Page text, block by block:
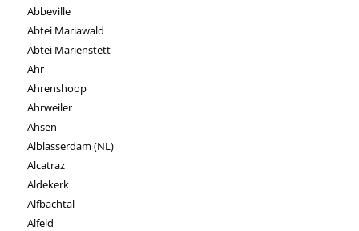
Abbeville
Abtei Mariawald
Abtei Marienstett
Ahr
Ahrenshoop
Ahrweiler
Ahsen
Alblasserdam (NL)
Alcatraz
Aldekerk
Alfbachtal
Alfeld